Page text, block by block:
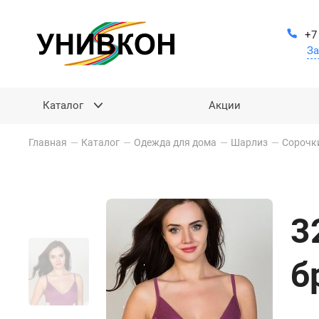
+7
Каталог Акции
Главная — Каталог — Одежда для дома — Шарлиз —